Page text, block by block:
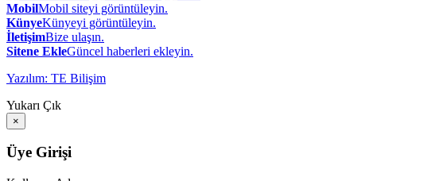
MobilMobil siteyi görüntüleyin.
KünyeKünyeyi görüntüleyin.
İletişimBize ulaşın.
Sitene EkleGüncel haberleri ekleyin.
Yazılım: TE Bilişim
Yukarı Çık
×
Üye Girişi